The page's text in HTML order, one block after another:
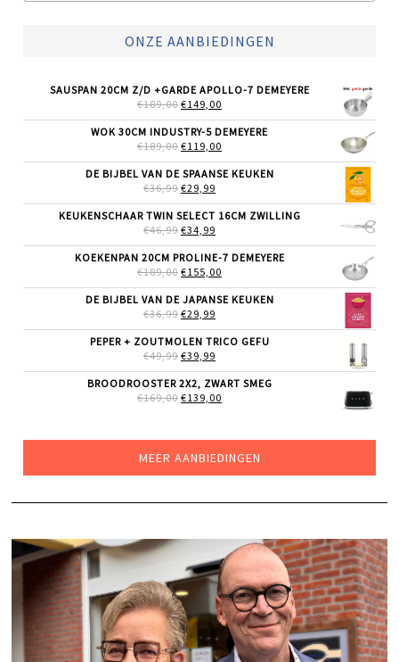
ONZE AANBIEDINGEN
SAUSPAN 20CM Z/D +GARDE APOLLO-7 DEMEYERE
€189,00 OORSPRONKELIJKE
WAS:
€189,00.
€149,00
IS:
WOK 30CM INDUSTRY-5 DEMEYERE
€189,00 OORSPRONKELIJKE
WAS:
€189,00.
€119,00
IS:
DE BIJBEL VAN DE SPAANSE KEUKEN
€36,99 OORSPRONKELIJKE
WAS:
€36,99.
€29,99
IS:
KEUKENSCHAAR TWIN SELECT 16CM ZWILLING
€46,99 OORSPRONKELIJKE
WAS:
€46,99.
€34,99
IS:
€34,99.
KOEKENPAN 20CM PROLINE-7 DEMEYERE
€189,00 OORSPRONKELIJKE
WAS:
€189,00.
€155,00
IS:
DE BIJBEL VAN DE JAPANSE KEUKEN
€36,99 OORSPRONKELIJKE
WAS:
€36,99.
€29,99
IS:
PEPER + ZOUTMOLEN TRICO GEFU
€49,99 OORSPRONKELIJKE
WAS:
€49,99.
€39,99
IS:
€39,99.
BROODROOSTER 2X2, ZWART SMEG
€169,00 OORSPRONKELIJKE
€139,00
MEER AANBIEDINGEN